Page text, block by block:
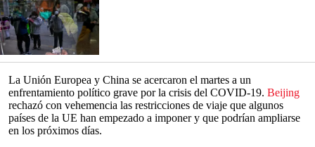
La Unión Europea y China se acercaron el martes a un
enfrentamiento político grave por la crisis del COVID-19. Beijing
rechazó con vehemencia las restricciones de viaje que algunos
países de la UE han empezado a imponer y que podrían ampliarse
en los próximos días.